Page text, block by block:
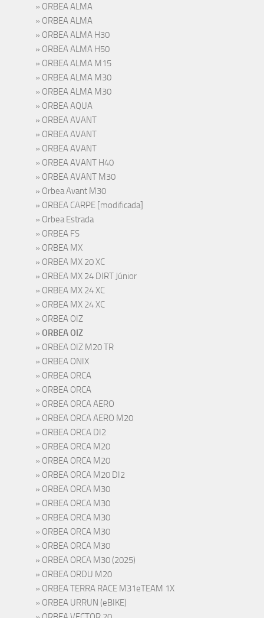
ORBEA ALMA
ORBEA ALMA
ORBEA ALMA H30
ORBEA ALMA H50
ORBEA ALMA M15
ORBEA ALMA M30
ORBEA ALMA M30
ORBEA AQUA
ORBEA AVANT
ORBEA AVANT
ORBEA AVANT
ORBEA AVANT H40
ORBEA AVANT M30
Orbea Avant M30
ORBEA CARPE [modificada]
Orbea Estrada
ORBEA FS
ORBEA MX
ORBEA MX 20 XC
ORBEA MX 24 DIRT Júnior
ORBEA MX 24 XC
ORBEA MX 24 XC
ORBEA OIZ
ORBEA OIZ
ORBEA OIZ M20 TR
ORBEA ONIX
ORBEA ORCA
ORBEA ORCA
ORBEA ORCA AERO
ORBEA ORCA AERO M20
ORBEA ORCA DI2
ORBEA ORCA M20
ORBEA ORCA M20
ORBEA ORCA M20 DI2
ORBEA ORCA M30
ORBEA ORCA M30
ORBEA ORCA M30
ORBEA ORCA M30
ORBEA ORCA M30
ORBEA ORCA M30 (2025)
ORBEA ORDU M20
ORBEA TERRA RACE M31eTEAM 1X
ORBEA URRUN (eBIKE)